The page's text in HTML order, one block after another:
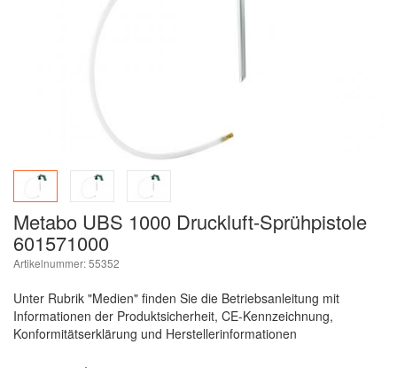
Metabo UBS 1000 Druckluft-Sprühpistole
601571000
Artikelnummer: 55352
Unter Rubrik "Medien" finden Sie die Betriebsanleitung mit
Informationen der Produktsicherheit, CE-Kennzeichnung,
Konformitätserklärung und Herstellerinformationen